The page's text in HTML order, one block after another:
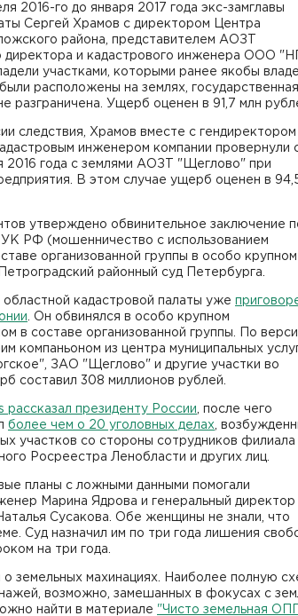
2016-го до января 2017 года экс-замглавы
Сергей Храмов с директором Центра
района, представителем АОЗТ
директора и кадастрового инженера ООО
участками, которыми ранее якобы
расположены на землях, государственная
разграничена. Ущерб оценен в 91,7 млн
следствия, Храмов вместе с гендиректором
инженером компании провернули
2016 года с землями АОЗТ "Щеглово" при
В этом случае ущерб оценен в
утверждено обвинительное заключение
УК РФ (мошенничество с использованием
организованной группы в особо крупном
районный суд Петербурга.
кадастровой палаты уже
. Он обвинялся в особо крупном
в составе организованной группы. По
компаньоном из центра муниципальных
ЗАО "Щеглово" и другие участки во
составил 308 миллионов рублей.
рассказал президенту России , после чего
более чем о 20 уголовных делах ,
участков со стороны сотрудников филиала
Росреестра Ленобласти и других лиц.
планы с ложными данными помогали
Марина Ядрова и генеральный директор
Сусакова. Обе женщины не знали, что
Суд назначил им по три года лишения
на три года.
земельных махинациях. Наиболее полную
возможно, замешанных в фокусах с
найти в материале "Чисто земельная ОПГ.